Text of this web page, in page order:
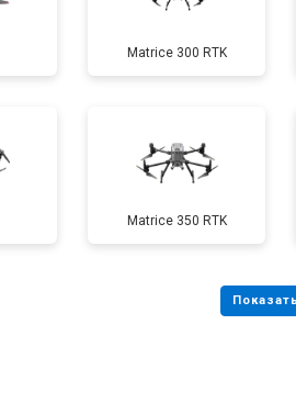
Matrice 300 RTK
Matrice 350 RTK